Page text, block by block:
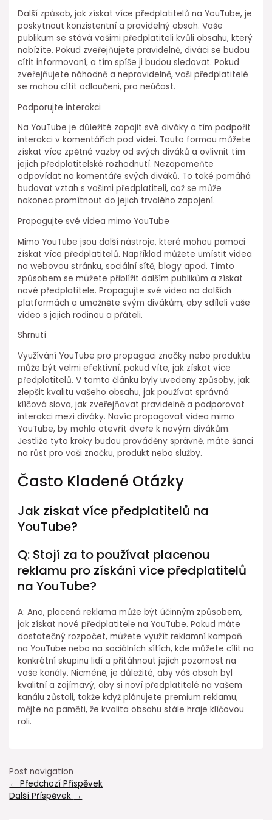
Další způsob, jak získat více předplatitelů na YouTube, je
poskytnout konzistentní a pravidelný obsah. Vaše
publikum se stává vašimi předplatiteli kvůli obsahu, který
nabízíte. Pokud zveřejňujete pravidelně, diváci se budou
cítit informovaní, a tím spíše ji budou sledovat. Pokud
zveřejňujete náhodně a nepravidelně, vaši předplatitelé
se mohou cítit odloučeni, pro neúčast.
Podporujte interakci
Na YouTube je důležité zapojit své diváky a tím podpořit
interakci v komentářích pod videi. Touto formou můžete
získat více zpětné vazby od svých diváků a ovlivnit tím
jejich předplatitelské rozhodnutí. Nezapomeňte
odpovídat na komentáře svých diváků. To také pomáhá
budovat vztah s vašimi předplatiteli, což se může
nakonec promítnout do jejich trvalého zapojení.
Propagujte své videa mimo YouTube
Mimo YouTube jsou další nástroje, které mohou pomoci
získat více předplatitelů. Například můžete umístit videa
na webovou stránku, sociální sítě, blogy apod. Tímto
způsobem se můžete přiblížit dalším publikům a získat
nové předplatitele. Propagujte své videa na dalších
platformách a umožněte svým divákům, aby sdíleli vaše
video s jejich rodinou a přáteli.
Shrnutí
Využívání YouTube pro propagaci značky nebo produktu
může být velmi efektivní, pokud víte, jak získat více
předplatitelů. V tomto článku byly uvedeny způsoby, jak
zlepšit kvalitu vašeho obsahu, jak používat správná
klíčová slova, jak zveřejňovat pravidelně a podporovat
interakci mezi diváky. Navíc propagovat videa mimo
YouTube, by mohlo otevřít dveře k novým divákům.
Jestliže tyto kroky budou prováděny správně, máte šanci
na růst pro vaši značku, produkt nebo služby.
Často Kladené Otázky
Jak získat více předplatitelů na
YouTube?
Q: Stojí za to používat placenou
reklamu pro získání více předplatitelů
na YouTube?
A: Ano, placená reklama může být účinným způsobem,
jak získat nové předplatitele na YouTube. Pokud máte
dostatečný rozpočet, můžete využít reklamní kampaň
na YouTube nebo na sociálních sítích, kde můžete cílit na
konkrétní skupinu lidí a přitáhnout jejich pozornost na
vaše kanály. Nicméně, je důležité, aby váš obsah byl
kvalitní a zajímavý, aby si noví předplatitelé na vašem
kanálu zůstali, takže když plánujete premium reklamu,
mějte na paměti, že kvalita obsahu stále hraje klíčovou
roli.
Post navigation
← Předchozí Příspěvek
Další Příspěvek →